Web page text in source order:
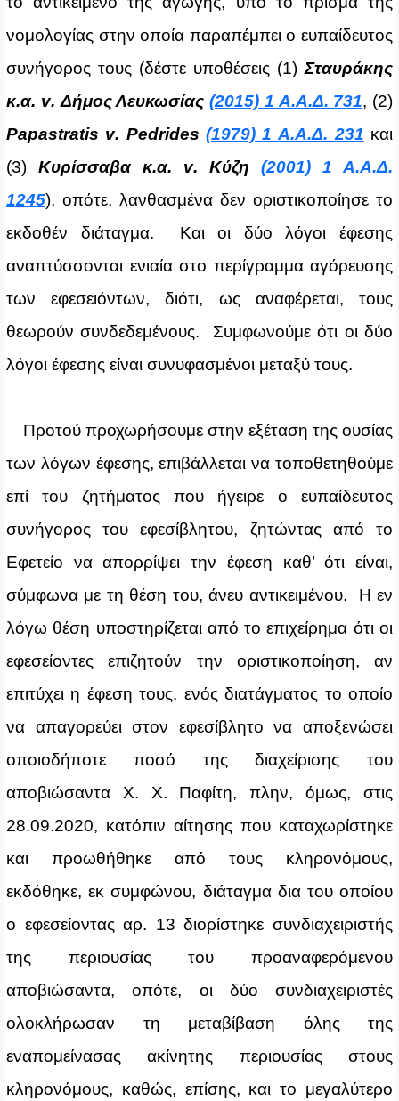
νομολογίας στην οποία παραπέμπει ο ευπαίδευτος
συνήγορος τους (δέστε υποθέσεις (1)Σταυράκης
κ.α. v. Δήμος Λευκωσίας (2015) 1 Α.Α.Δ. 731, (2)
Papastratis v. Pedrides (1979) 1 Α.Α.Δ. 231 και
(3) Κυρίσσαβα κ.α. v. Κύζη (2001) 1 Α.Α.Δ.
1245), οπότε, λανθασμένα δεν οριστικοποίησε το
εκδοθέν διάταγμα. Και οι δύο λόγοι έφεσης
αναπτύσσονται ενιαία στο περίγραμμα αγόρευσης
των εφεσειόντων, διότι, ως αναφέρεται, τους
θεωρούν συνδεδεμένους. Συμφωνούμε ότι οι δύο
λόγοι έφεσης είναι συνυφασμένοι μεταξύ τους.
Προτού προχωρήσουμε στην εξέταση της ουσίας
των λόγων έφεσης, επιβάλλεται να τοποθετηθούμε
επί του ζητήματος που ήγειρε ο ευπαίδευτος
συνήγορος του εφεσίβλητου, ζητώντας από το
Εφετείο να απορρίψει την έφεση καθ’ ότι είναι,
σύμφωνα με τη θέση του, άνευ αντικειμένου. Η εν
λόγω θέση υποστηρίζεται από το επιχείρημα ότι οι
εφεσείοντες επιζητούν την οριστικοποίηση, αν
επιτύχει η έφεση τους, ενός διατάγματος το οποίο
να απαγορεύει στον εφεσίβλητο να αποξενώσει
οποιοδήποτε ποσό της διαχείρισης του
αποβιώσαντα Χ. Χ. Παφίτη, πλην, όμως, στις
28.09.2020, κατόπιν αίτησης που καταχωρίστηκε
και προωθήθηκε από τους κληρονόμους,
εκδόθηκε, εκ συμφώνου, διάταγμα δια του οποίου
ο εφεσείοντας αρ. 13 διορίστηκε συνδιαχειριστής
της περιουσίας του προαναφερόμενου
αποβιώσαντα, οπότε, οι δύο συνδιαχειριστές
ολοκλήρωσαν τη μεταβίβαση όλης της
εναπομείνασας ακίνητης περιουσίας στους
κληρονόμους, καθώς, επίσης, και το μεγαλύτερο